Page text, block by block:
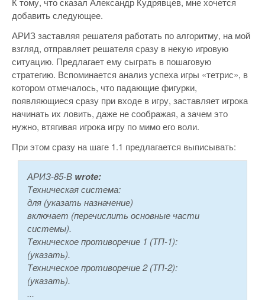
добавить следующее.
АРИЗ заставляя решателя работать по алгоритму, на мой
взгляд, отправляет решателя сразу в некую игровую
ситуацию. Предлагает ему сыграть в пошаговую
стратегию. Вспоминается анализ успеха игры «тетрис», в
котором отмечалось, что падающие фигурки,
появляющиеся сразу при входе в игру, заставляет игрока
начинать их ловить, даже не соображая, а зачем это
нужно, втягивая игрока игру по мимо его воли.
При этом сразу на шаге 1.1 предлагается выписывать:
АРИЗ-85-В wrote:
Техническая система:
для (указать назначение)
включает (перечислить основные части
системы).
Техническое противоречие 1 (ТП-1):
(указать).
Техническое противоречие 2 (ТП-2):
(указать).
...